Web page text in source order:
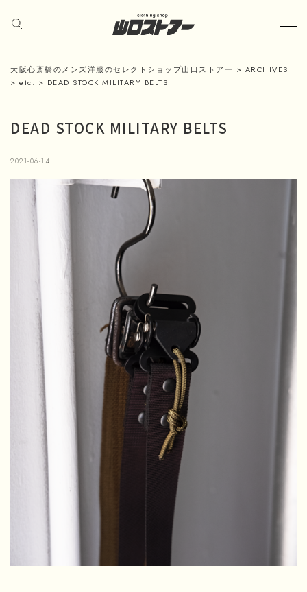
大阪心斎橋のメンズ洋服のセレクトショップ山口ストアー > ARCHIVES
> etc. > DEAD STOCK MILITARY BELTS
DEAD STOCK MILITARY BELTS
2021-06-14